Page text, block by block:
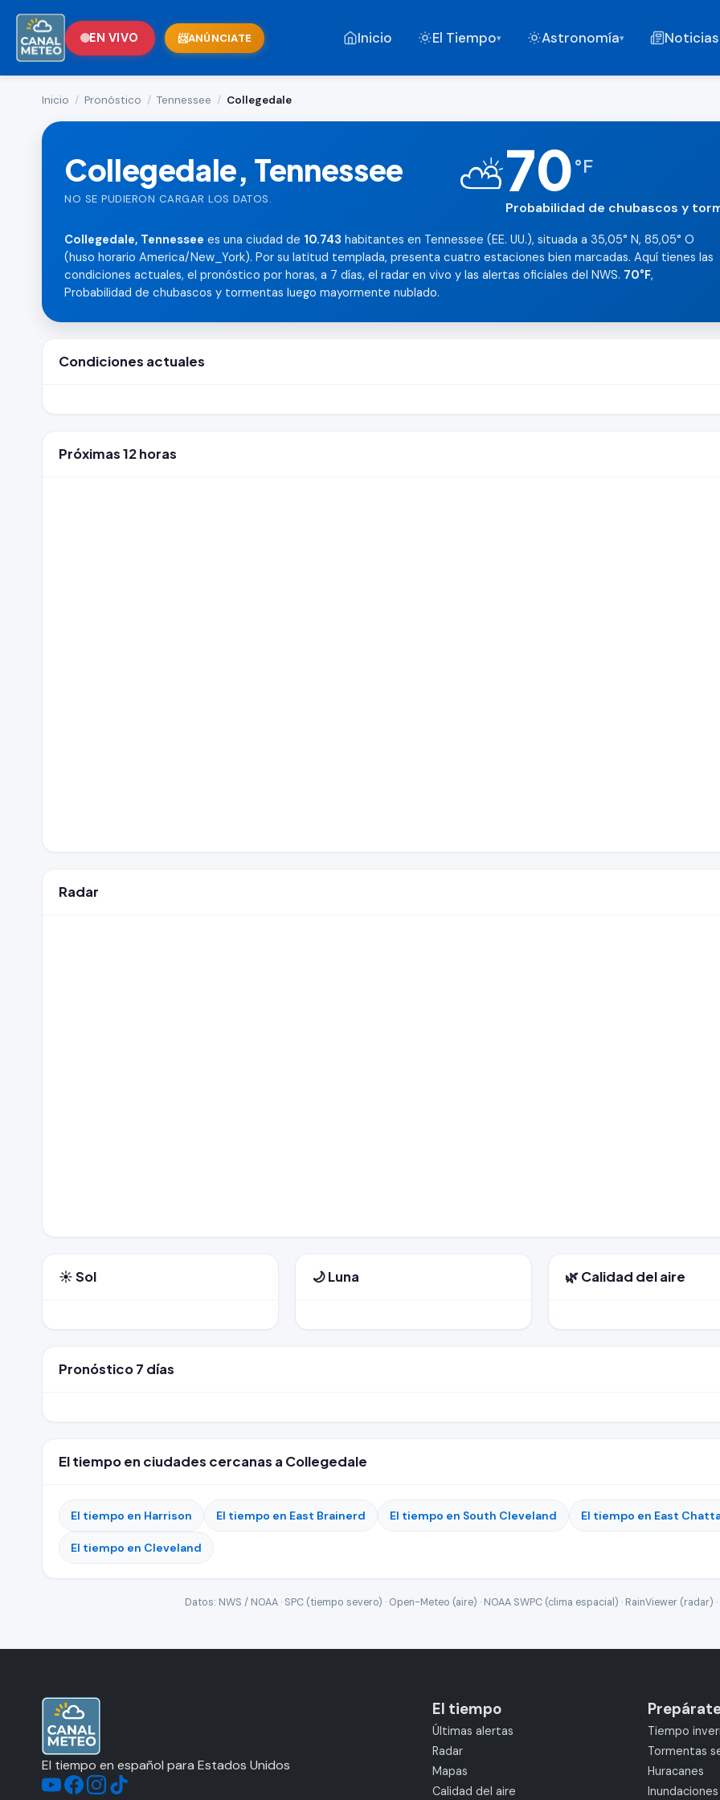
EN VIVO ANÚNCIATE Inicio El Tiempo▾ Astronomía▾ Noticias
Inicio / Pronóstico / Tennessee / Collegedale
Collegedale, Tennessee
NO SE PUDIERON CARGAR LOS DATOS. ⛅70°F
Probabilidad de chubascos y
Collegedale, Tennessee es una ciudad de 10.743 habitantes en Tennessee (EE. UU.), situada a 35,05° N, 85,05° O
(huso horario America/New_York). Por su latitud templada, presenta cuatro estaciones bien marcadas. Aquí tienes las
condiciones actuales, el pronóstico por horas, a 7 días, el radar en vivo y las alertas oficiales del NWS. 70°F,
Probabilidad de chubascos y tormentas luego mayormente nublado.
Condiciones actuales
Próximas 12 horas
Radar
☀️ Sol 🌙 Luna 🌿 Calidad del aire
Pronóstico 7 días
El tiempo en ciudades cercanas a Collegedale
El tiempo en Harrison El tiempo en East Brainerd El tiempo en South Cleveland El tiempo en East
El tiempo en Cleveland
Datos: NWS / NOAA · SPC (tiempo severo) · Open-Meteo (aire) · NOAA SWPC (clima espacial) · RainViewer (radar)
El tiempo en español para Estados Unidos
El tiempo
Últimas alertas
Radar
Mapas
Calidad del aire
Tiempo
Tormentas
Huracanes
Inundaciones